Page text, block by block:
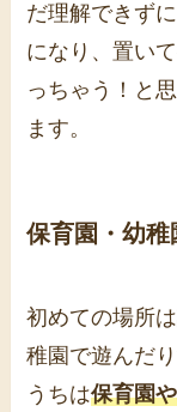
だ理解できず
になり、置い
っちゃう！と
ます。
保育園・幼
初めての場所
稚園で遊んだ
うちは保育園